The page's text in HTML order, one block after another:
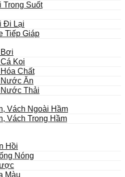
Trong Suốt
Đi Lại
Tiếp Giáp
Koi
Chất
Ăn
Thải
Vách Ngoài Hầm
Vách Trong Hầm
Hồi
Nóng
Màu